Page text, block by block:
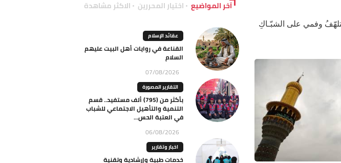
وفمي على الشبّـاكِ
آخر المواضيع اختيار المحررين الاكثر مشاهدة
عقائد الإسلام
القناعة في روايات أهل البيت عليهم
السلام
07/08/2026
التقارير المصورة
بأكثر من (795) ألف مستفيد.. قسم
التنمية والتأهيل الاجتماعي للشباب
في العتبة الحس...
06/08/2026
اخبار وتقارير
خدمات طبية وإرشادية وتقنية